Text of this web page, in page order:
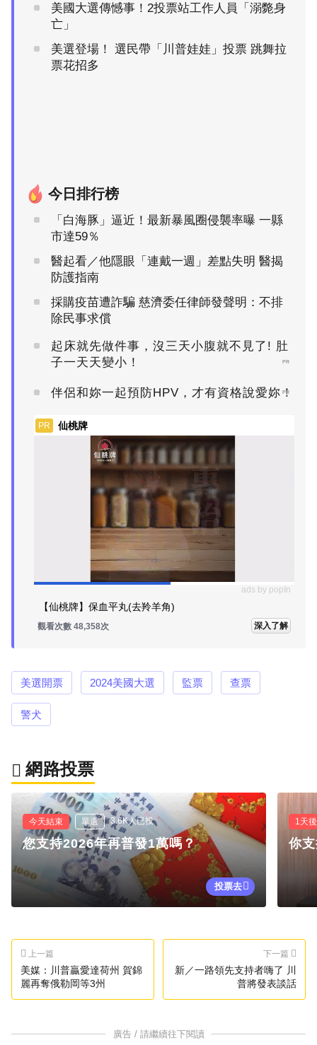
美國大選傳憾事！2投票站工作人員「溺斃身
亡」
美選登場！ 選民帶「川普娃娃」投票 跳舞拉
票花招多
今日排行榜
「白海豚」逼近！最新暴風圈侵襲率曝 一縣
市達59％
醫起看／他隱眼「連戴一週」差點失明 醫揭
防護指南
採購疫苗遭詐騙 慈濟委任律師發聲明：不排
除民事求償
起床就先做件事，沒三天小腹就不見了! 肚
子一天天變小！
PR
伴侶和妳一起預防HPV，才有資格說愛妳！
PR
PR 仙桃牌
ads by popIn
【仙桃牌】保血平丸(去羚羊角)
觀看次數 48,358次 深入了解
美選開票 2024美國大選 監票 查票
警犬
網路投票
今天結束 單選 3.6K人已投
您支持2026年再普發1萬嗎？
投票去
1天
你
上一篇
美媒：川普贏愛達荷州 賀錦
麗再奪俄勒岡等3州
下一篇
新／一路領先支持者嗨了 川
普將發表談話
廣告 / 請繼續往下閱讀